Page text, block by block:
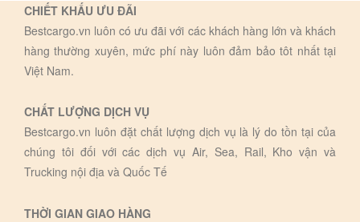
CHIẾT KHẤU ƯU ĐÃI
Bestcargo.vn luôn có ưu đãi với các khách hàng lớn và khách
hàng thường xuyên, mức phí này luôn đảm bảo tôt nhất tại
Việt Nam.
CHẤT LƯỢNG DỊCH VỤ
Bestcargo.vn luôn đặt chất lượng dịch vụ là lý do tồn tại của
chúng tôi đối với các dịch vụ Air, Sea, Rail, Kho vận và
Trucking nội địa và Quốc Tế
THỜI GIAN GIAO HÀNG